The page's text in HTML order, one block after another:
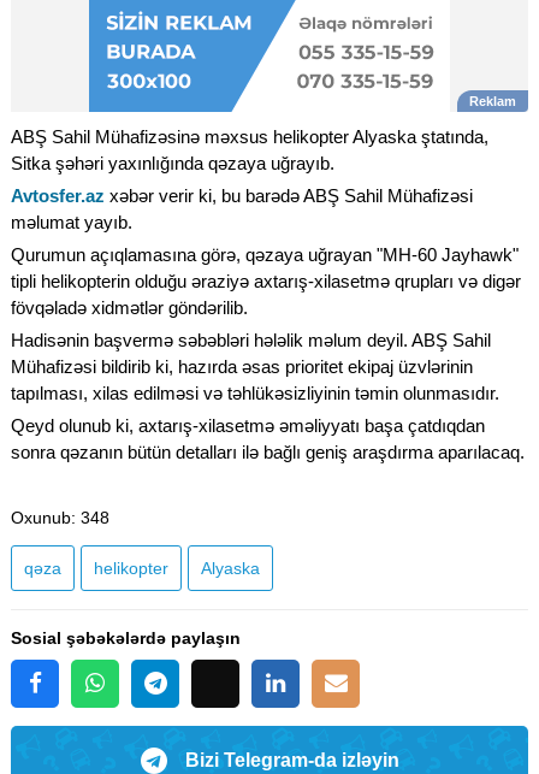
ABŞ Sahil Mühafizəsinə məxsus helikopter Alyaska ştatında,
Sitka şəhəri yaxınlığında qəzaya uğrayıb.
Avtosfer.az xəbər verir ki, bu barədə ABŞ Sahil Mühafizəsi
məlumat yayıb.
Qurumun açıqlamasına görə, qəzaya uğrayan "MH-60 Jayhawk"
tipli helikopterin olduğu əraziyə axtarış-xilasetmə qrupları və digər
fövqəladə xidmətlər göndərilib.
Hadisənin başvermə səbəbləri hələlik məlum deyil. ABŞ Sahil
Mühafizəsi bildirib ki, hazırda əsas prioritet ekipaj üzvlərinin
tapılması, xilas edilməsi və təhlükəsizliyinin təmin olunmasıdır.
Qeyd olunub ki, axtarış-xilasetmə əməliyyatı başa çatdıqdan
sonra qəzanın bütün detalları ilə bağlı geniş araşdırma aparılacaq.
Oxunub: 348
qəza helikopter Alyaska
Sosial şəbəkələrdə paylaşın
Bizi Telegram-da izləyin